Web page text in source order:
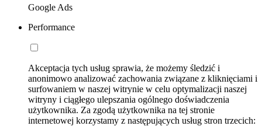
Google Ads
Performance
Akceptacja tych usług sprawia, że możemy śledzić i
anonimowo analizować zachowania związane z kliknięciami i
surfowaniem w naszej witrynie w celu optymalizacji naszej
witryny i ciągłego ulepszania ogólnego doświadczenia
użytkownika. Za zgodą użytkownika na tej stronie
internetowej korzystamy z następujących usług stron trzecich: